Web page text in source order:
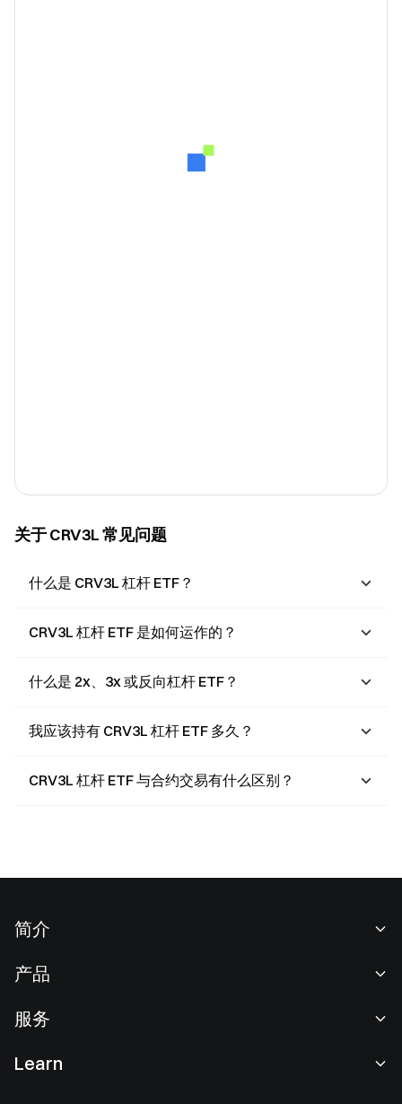
关于 CRV3L 常见问题
什么是 CRV3L 杠杆 ETF？
CRV3L 杠杆 ETF 是如何运作的？
什么是 2x、3x 或反向杠杆 ETF？
我应该持有 CRV3L 杠杆 ETF 多久？
CRV3L 杠杆 ETF 与合约交易有什么区别？
简介
新闻中心
产品
现货交易
服务
Learn